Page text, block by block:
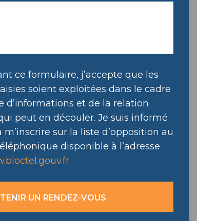
ce formulaire, j’accepte que les
soient exploitées dans le cadre
d’informations et de la relation
peut en découler. Je suis informé
sur la liste d’opposition au
disponible à l’adresse